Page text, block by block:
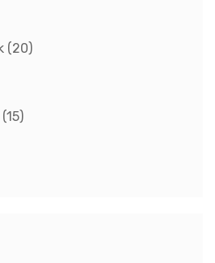
(20)
(15)